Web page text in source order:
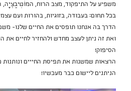
משפיע על התיפקוד, מצב הרוח, המוֹטִיבַצְיָה,
בכל תחום: בעבודה, בזוגיות, בהורות ועם
הדרך בה אנחנו תופסים את החיים שלנו-
ואת זה ניתן לעצב מחדש ולהחזיר לחיים
הסיפוק!
הרצאות שמשנות את תפיסת החייים ונותנות
הניתנים ליישום כבר מעכשיו!